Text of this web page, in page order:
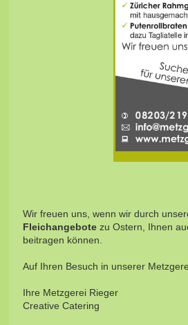
Wir freuen uns, wenn wir durch
Fleichangebote zu Ostern, Ihnen
beitragen können.
Auf Ihren Besuch in unserer
Ihre Metzgerei Rieger
Creative Catering